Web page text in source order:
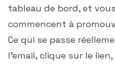
tableau de bord, et
commencent à
Ce qui se passe
l'email, clique sur le